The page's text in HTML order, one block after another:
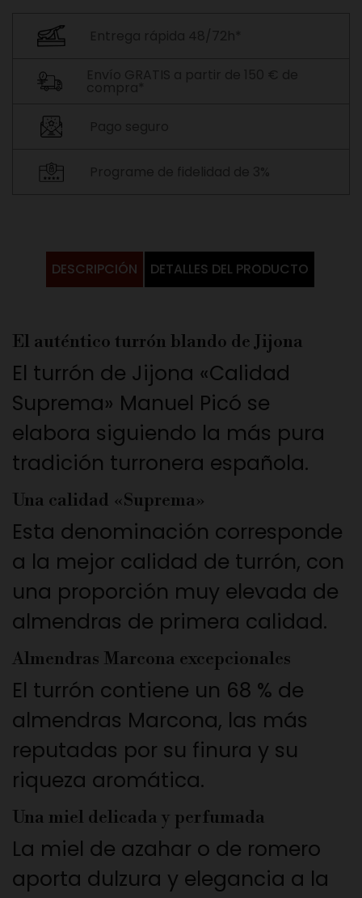
DESCRIPCIÓN DETALLES DEL PRODUCTO
El auténtico turrón blando de Jijona
El turrón de Jijona «Calidad
Suprema» Manuel Picó se
elabora siguiendo la más pura
tradición turronera española.
Una calidad «Suprema»
Esta denominación corresponde
a la mejor calidad de turrón, con
una proporción muy elevada de
almendras de primera calidad.
Almendras Marcona excepcionales
El turrón contiene un 68 % de
almendras Marcona, las más
reputadas por su finura y su
riqueza aromática.
Una miel delicada y perfumada
La miel de azahar o de romero
aporta dulzura y elegancia a la